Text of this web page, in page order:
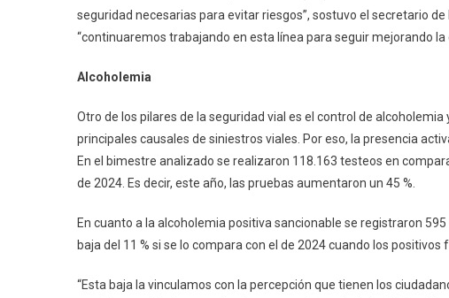
seguridad necesarias para evitar riesgos”, sostuvo el secretario
“continuaremos trabajando en esta línea para seguir mejorando la
Alcoholemia
Otro de los pilares de la seguridad vial es el control de
principales causales de siniestros viales. Por eso, la presencia
En el bimestre analizado se realizaron 118.163 testeos en
de 2024. Es decir, este año, las pruebas aumentaron un 45 %.
En cuanto a la alcoholemia positiva sancionable se registraron
baja del 11 % si se lo compara con el de 2024 cuando los positivos
“Esta baja la vinculamos con la percepción que tienen los